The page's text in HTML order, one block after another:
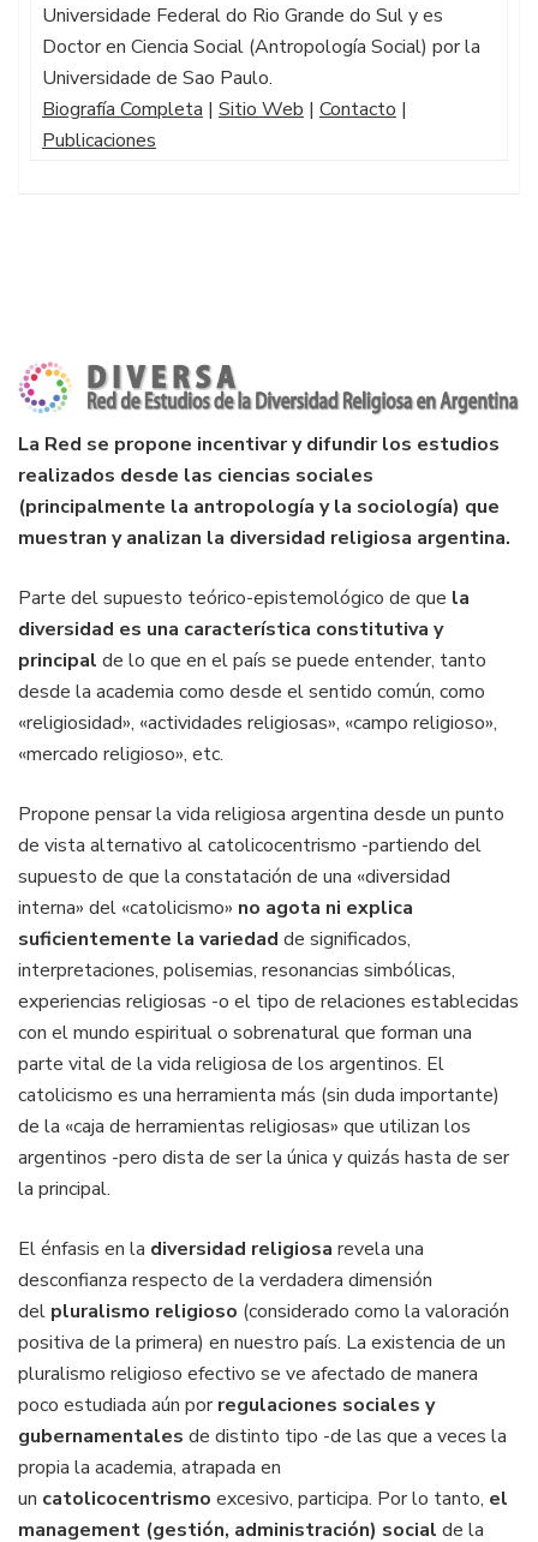
Universidade Federal do Rio Grande do Sul y es
Doctor en Ciencia Social (Antropología Social) por la
Universidade de Sao Paulo.
Biografía Completa | Sitio Web | Contacto |
Publicaciones
La Red se propone incentivar y difundir los estudios
realizados desde las ciencias sociales
(principalmente la antropología y la sociología) que
muestran y analizan la diversidad religiosa argentina.
Parte del supuesto teórico-epistemológico de que la
diversidad es una característica constitutiva y
principal de lo que en el país se puede entender, tanto
desde la academia como desde el sentido común, como
«religiosidad», «actividades religiosas», «campo religioso»,
«mercado religioso», etc.
Propone pensar la vida religiosa argentina desde un punto
de vista alternativo al catolicocentrismo -partiendo del
supuesto de que la constatación de una «diversidad
interna» del «catolicismo» no agota ni explica
suficientemente la variedad de significados,
interpretaciones, polisemias, resonancias simbólicas,
experiencias religiosas -o el tipo de relaciones establecidas
con el mundo espiritual o sobrenatural que forman una
parte vital de la vida religiosa de los argentinos. El
catolicismo es una herramienta más (sin duda importante)
de la «caja de herramientas religiosas» que utilizan los
argentinos -pero dista de ser la única y quizás hasta de ser
la principal.
El énfasis en la diversidad religiosa revela una
desconfianza respecto de la verdadera dimensión
del pluralismo religioso (considerado como la valoración
positiva de la primera) en nuestro país. La existencia de un
pluralismo religioso efectivo se ve afectado de manera
poco estudiada aún porregulaciones sociales y
gubernamentales de distinto tipo -de las que a veces la
propia la academia, atrapada en
un catolicocentrismo excesivo, participa. Por lo tanto, el
management (gestión, administración) social de la